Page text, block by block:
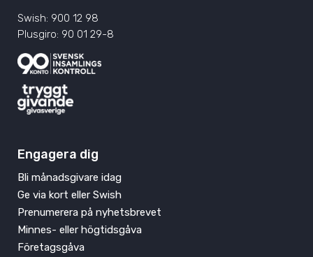
Swish: 900 12 98
Plusgiro: 90 01 29-8
Engagera dig
Bli månadsgivare idag
Ge via kort eller Swish
Prenumerera på nyhetsbrevet
Minnes- eller högtidsgåva
Företagsgåva